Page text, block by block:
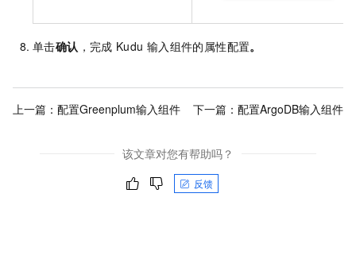
单击确认 ，完成 Kudu 输入组件的属性配置。
上一篇： 配置Greenplum输入组件 下一篇： 配置ArgoDB输入组件
该文章对您有帮助吗？
反馈